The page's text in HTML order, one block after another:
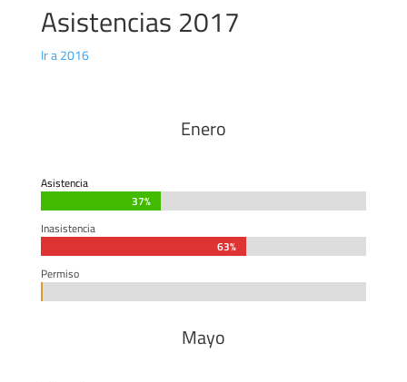
Asistencias 2017
Ir a 2016
Enero
Asistencia
37%
37%
Inasistencia
63%
63%
Permiso
Mayo